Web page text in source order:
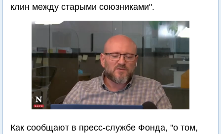
клин между старыми союзниками".
Как сообщают в пресс-службе Фонда, "о том,